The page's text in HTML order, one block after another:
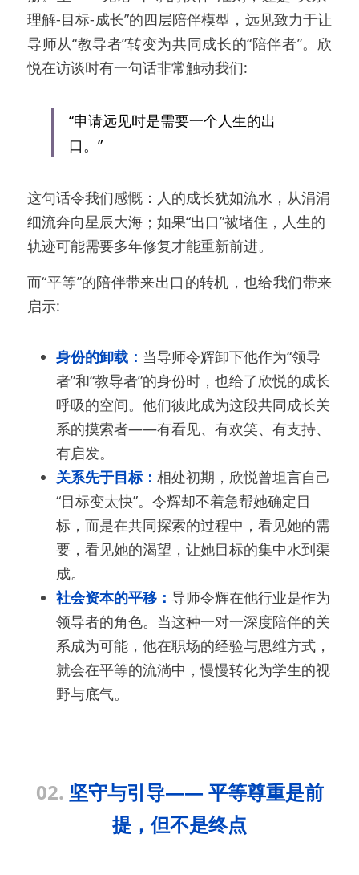
理解-目标-成长”的四层陪伴模型，远见致力于让
导师从“教导者”转变为共同成长的“陪伴者”。欣
悦在访谈时有一句话非常触动我们:
“申请远见时是需要一个人生的出
口。”
这句话令我们感慨：人的成长犹如流水，从涓涓
细流奔向星辰大海；如果“出口”被堵住，人生的
轨迹可能需要多年修复才能重新前进。
而“平等”的陪伴带来出口的转机，也给我们带来
启示:
身份的卸载： 当导师令辉卸下他作为“领导
者”和“教导者”的身份时，也给了欣悦的成长
呼吸的空间。他们彼此成为这段共同成长关
系的摸索者——有看见、有欢笑、有支持、
有启发。
关系先于目标： 相处初期，欣悦曾坦言自己
“目标变太快”。令辉却不着急帮她确定目
标，而是在共同探索的过程中，看见她的需
要，看见她的渴望，让她目标的集中水到渠
成。
社会资本的平移： 导师令辉在他行业是作为
领导者的角色。当这种一对一深度陪伴的关
系成为可能，他在职场的经验与思维方式，
就会在平等的流淌中，慢慢转化为学生的视
野与底气。
02. 坚守与引导—— 平等尊重是前
提，但不是终点